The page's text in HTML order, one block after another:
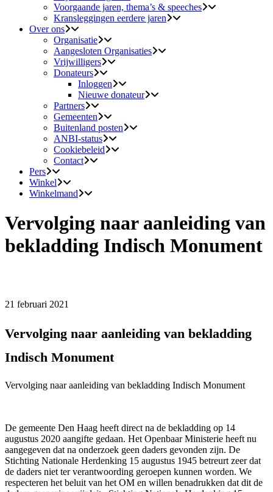
Voorgaande jaren, thema’s & speeches
Kransleggingen eerdere jaren
Over ons
Organisatie
Aangesloten Organisaties
Vrijwilligers
Donateurs
Inloggen
Nieuwe donateur
Partners
Gemeenten
Buitenland posten
ANBI-status
Cookiebeleid
Contact
Pers
Winkel
Winkelmand
Vervolging naar aanleiding van
bekladding Indisch Monument
21 februari 2021
Vervolging naar aanleiding van bekladding
Indisch Monument
Vervolging naar aanleiding van bekladding Indisch Monument
De gemeente Den Haag heeft direct na de bekladding op 14
augustus 2020 aangifte gedaan. Het Openbaar Ministerie heeft nu
aangegeven dat na onderzoek geen daders gevonden zijn. De
Stichting Nationale Herdenking 15 augustus 1945 betreurt zeer dat
de daders niet ter verantwoording geroepen kunnen worden. We
respecteren het beluit van het OM en willen benadrukken dat dit de